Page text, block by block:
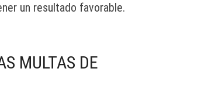
un resultado favorable.
MULTAS DE